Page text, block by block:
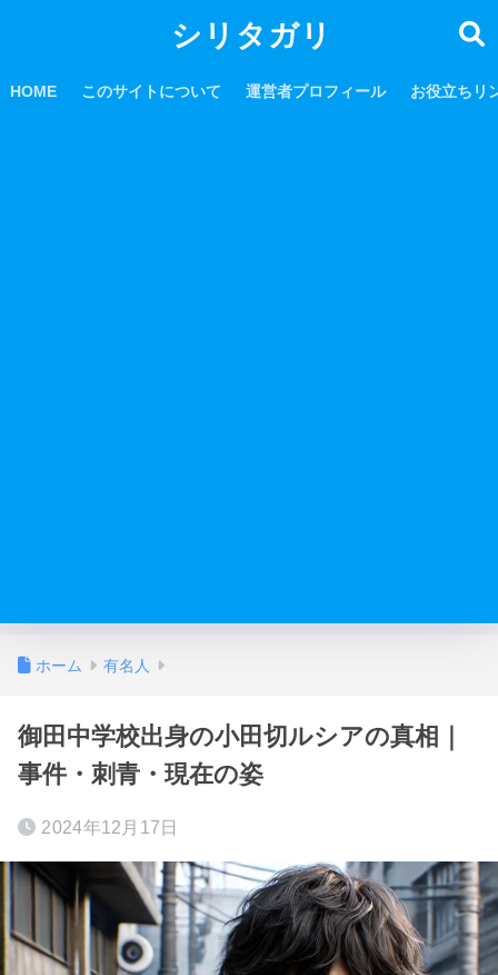
シリタガリ
HOME このサイトについて 運営者プロフィール お役立ちリ
ホーム 有名人
御田中学校出身の小田切ルシアの真相｜
事件・刺青・現在の姿
2024年12月17日